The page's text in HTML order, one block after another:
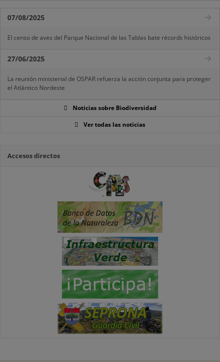
07/08/2025
El censo de aves del Parque Nacional de las Tablas bate récords históricos
27/06/2025
La reunión ministerial de OSPAR refuerza la acción conjunta para proteger
el Atlántico Nordeste
Noticias sobre Biodiversidad
Ver todas las noticias
Accesos directos